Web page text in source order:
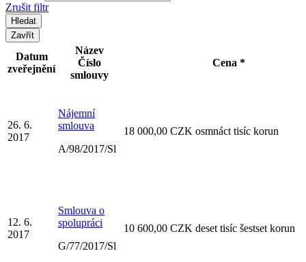
Zrušit filtr
Zavřít
Datum
zveřejnění
Název
Číslo
smlouvy
Cena *
26. 6.
2017
Nájemní
smlouva
A/98/2017/Sl
18 000,00 CZK osmnáct tisíc korun
12. 6.
2017
Smlouva o
spolupráci
G/77/2017/Sl
10 600,00 CZK deset tisíc šestset korun